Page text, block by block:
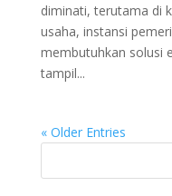
diminati, terutama di
usaha, instansi
membutuhkan solusi
tampil...
« Older Entries